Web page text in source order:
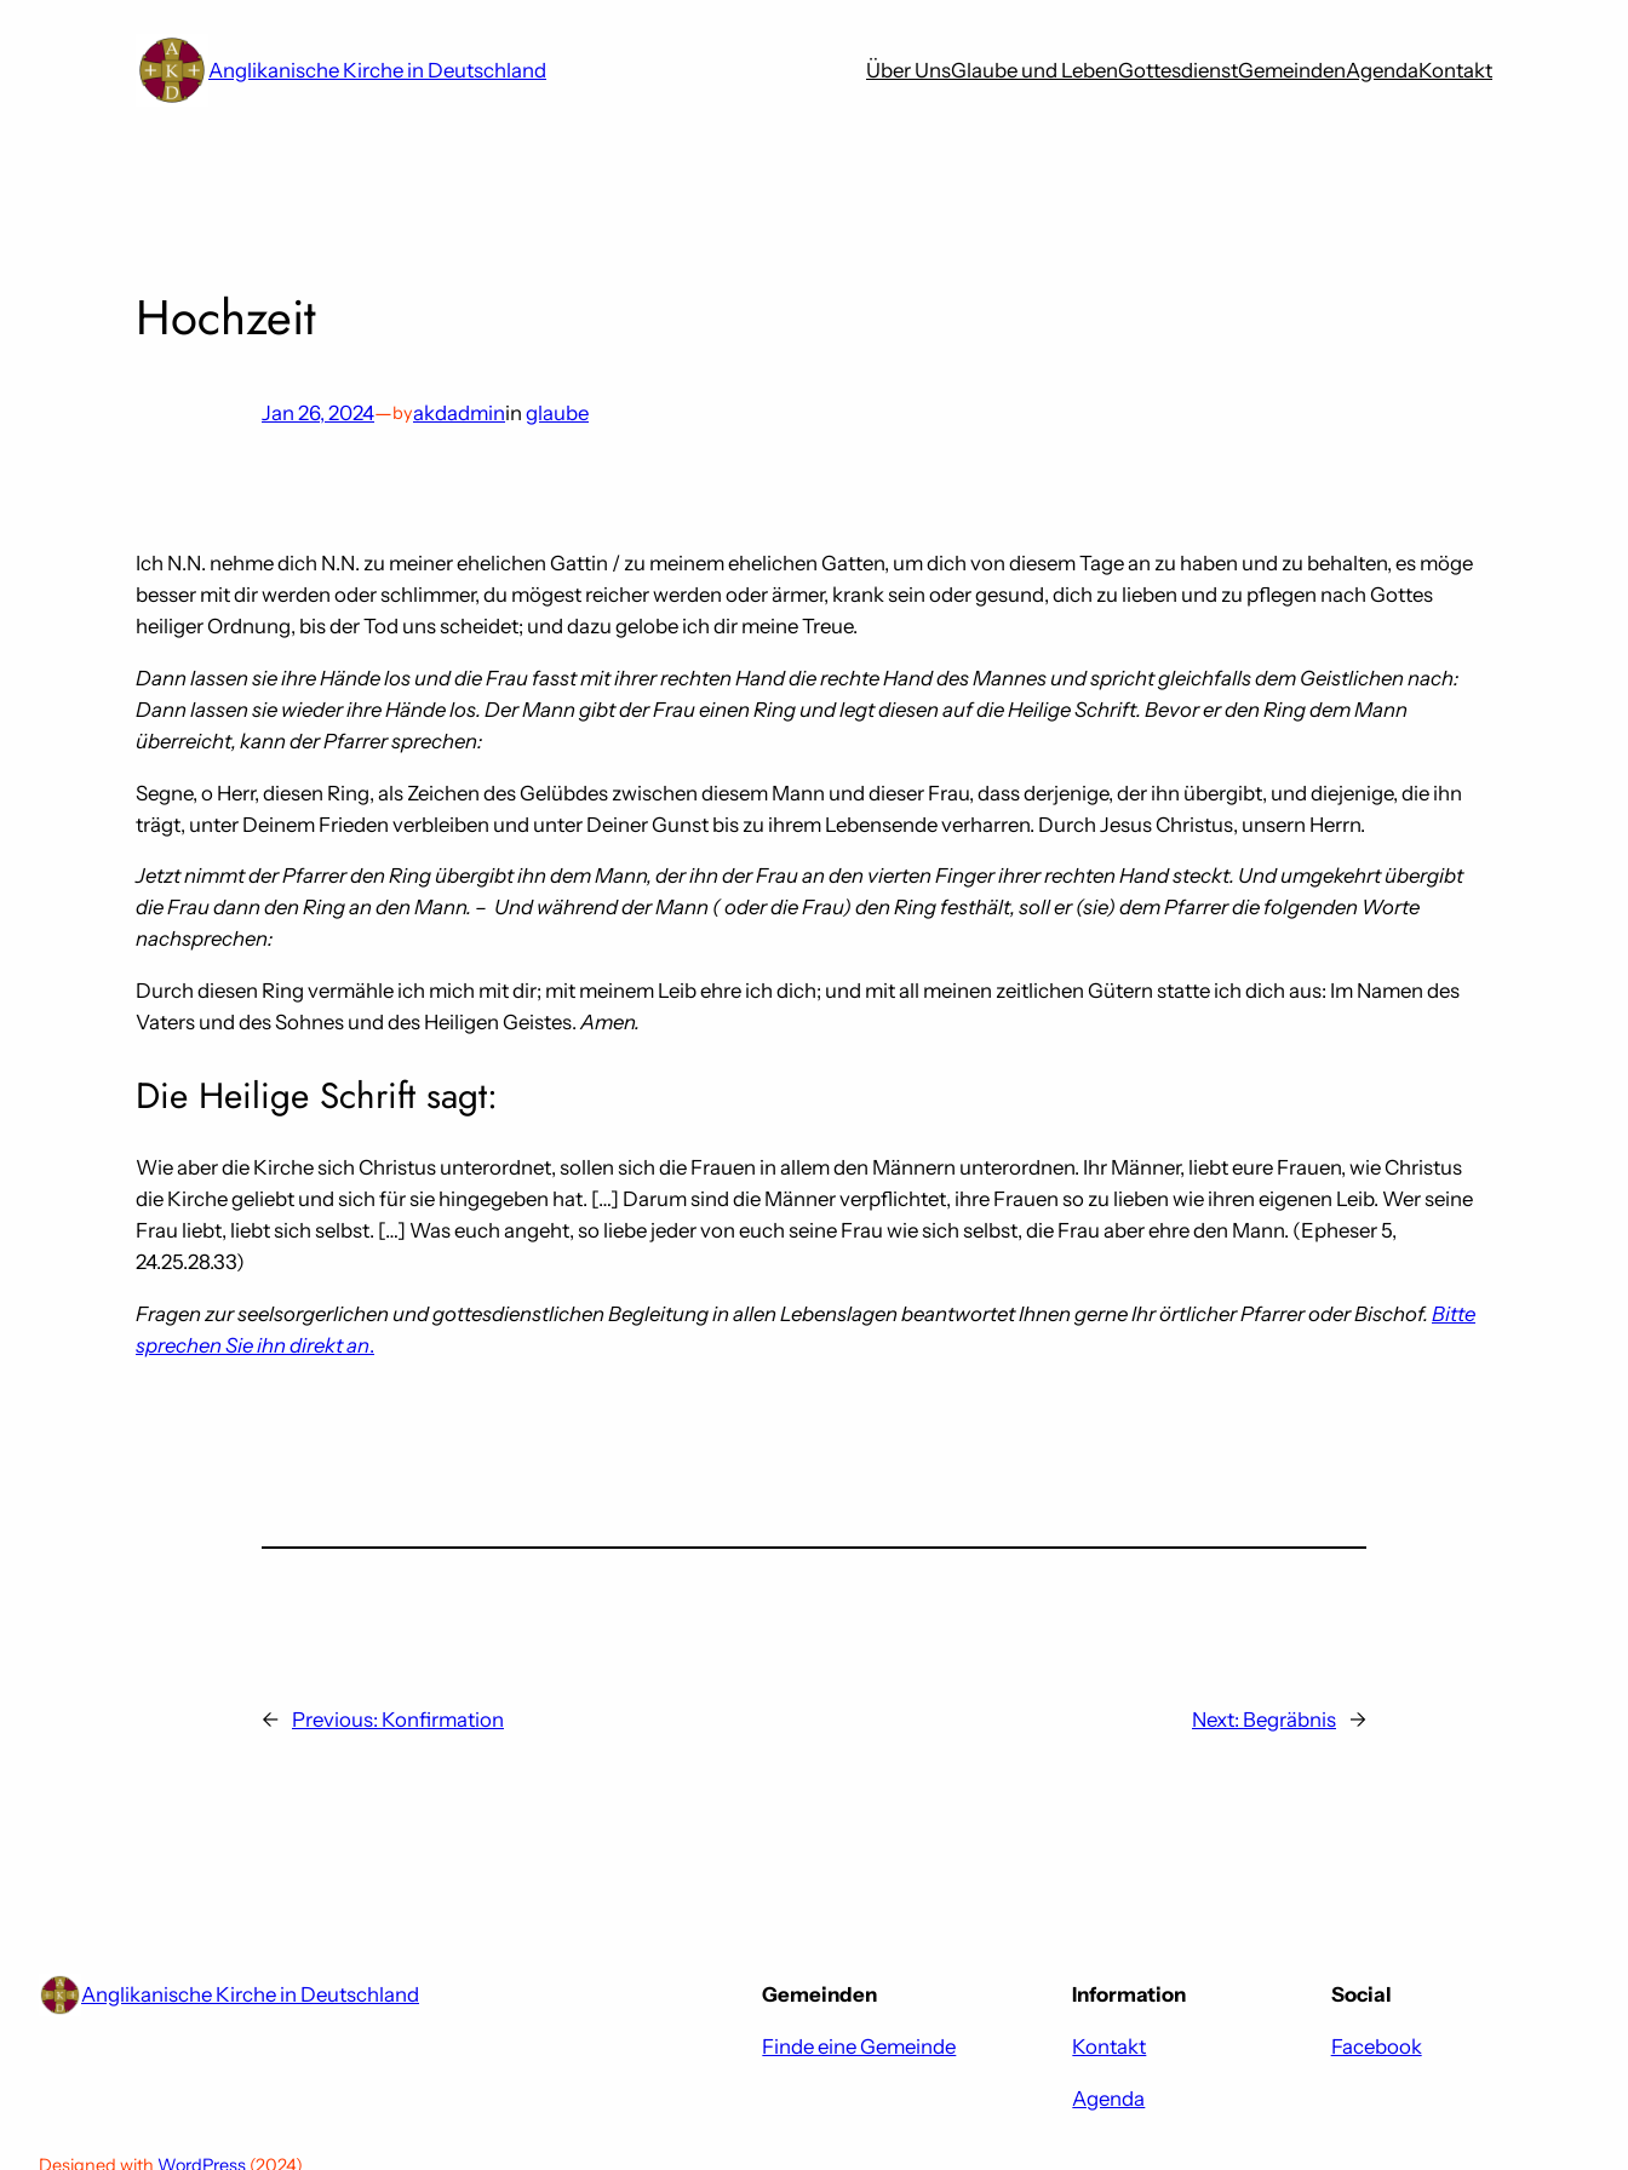
Anglikanische Kirche in Deutschland Über UnsGlaube und LebenGottesdienstGemeindenAgendaKontakt
Hochzeit
Jan 26, 2024—byakdadminin glaube
Ich N.N. nehme dich N.N. zu meiner ehelichen Gattin / zu meinem ehelichen Gatten, um dich von diesem Tage an zu haben und zu behalten, es möge
besser mit dir werden oder schlimmer, du mögest reicher werden oder ärmer, krank sein oder gesund, dich zu lieben und zu pflegen nach Gottes
heiliger Ordnung, bis der Tod uns scheidet; und dazu gelobe ich dir meine Treue.
Dann lassen sie ihre Hände los und die Frau fasst mit ihrer rechten Hand die rechte Hand des Mannes und spricht gleichfalls dem Geistlichen nach:
Dann lassen sie wieder ihre Hände los. Der Mann gibt der Frau einen Ring und legt diesen auf die Heilige Schrift. Bevor er den Ring dem Mann
überreicht, kann der Pfarrer sprechen:
Segne, o Herr, diesen Ring, als Zeichen des Gelübdes zwischen diesem Mann und dieser Frau, dass derjenige, der ihn übergibt, und diejenige, die ihn
trägt, unter Deinem Frieden verbleiben und unter Deiner Gunst bis zu ihrem Lebensende verharren. Durch Jesus Christus, unsern Herrn.
Jetzt nimmt der Pfarrer den Ring übergibt ihn dem Mann, der ihn der Frau an den vierten Finger ihrer rechten Hand steckt. Und umgekehrt übergibt
die Frau dann den Ring an den Mann. – Und während der Mann ( oder die Frau) den Ring festhält, soll er (sie) dem Pfarrer die folgenden Worte
nachsprechen:
Durch diesen Ring vermähle ich mich mit dir; mit meinem Leib ehre ich dich; und mit all meinen zeitlichen Gütern statte ich dich aus: Im Namen des
Vaters und des Sohnes und des Heiligen Geistes.Amen.
Die Heilige Schrift sagt:
Wie aber die Kirche sich Christus unterordnet, sollen sich die Frauen in allem den Männern unterordnen. Ihr Männer, liebt eure Frauen, wie Christus
die Kirche geliebt und sich für sie hingegeben hat. […] Darum sind die Männer verpflichtet, ihre Frauen so zu lieben wie ihren eigenen Leib. Wer seine
Frau liebt, liebt sich selbst. […] Was euch angeht, so liebe jeder von euch seine Frau wie sich selbst, die Frau aber ehre den Mann. (Epheser 5,
24.25.28.33)
Fragen zur seelsorgerlichen und gottesdienstlichen Begleitung in allen Lebenslagen beantwortet Ihnen gerne Ihr örtlicher Pfarrer oder Bischof. Bitte
sprechen Sie ihn direkt an.
← Previous: Konfirmation Next: Begräbnis →
Anglikanische Kirche in Deutschland Gemeinden
Finde eine Gemeinde
Information
Kontakt
Agenda
Social
Facebook
Designed with WordPress (2024)